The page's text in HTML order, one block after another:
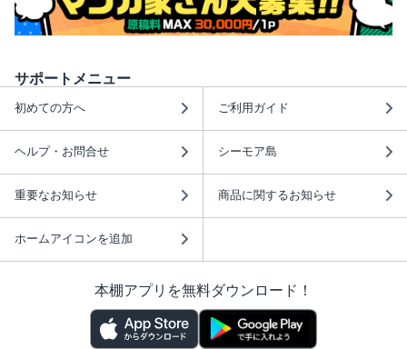
サポートメニュー
初めての方へ ご利用ガイド
ヘルプ・お問合せ シーモア島
重要なお知らせ 商品に関するお知らせ
ホームアイコンを追加
本棚アプリを無料ダウンロード！